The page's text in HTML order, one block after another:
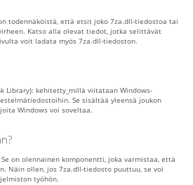
todennäköistä, että etsit joko 7za.dll-tiedostoa tai
Katso alla olevat tiedot, jotka selittävät
voit ladata myös 7za.dll-tiedoston.
Library): kehitetty_millä viitataan Windows-
Se sisältää yleensä joukon
Windows voi soveltaa.
on olennainen komponentti, joka varmistaa, että
Näin ollen, jos 7za.dll-tiedosto puuttuu, se voi
työhön.